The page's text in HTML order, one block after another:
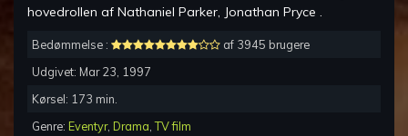
hovedrollen af Nathaniel Parker, Jonathan Pryce .
Bedømmelse :
af 3945 brugere
Udgivet: Mar 23, 1997
Kørsel: 173 min.
Genre: Eventyr, Drama ,TV film